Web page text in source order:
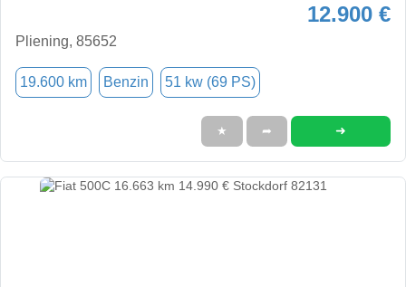
12.900 €
Pliening, 85652
19.600 km Benzin 51 kw (69 PS)
★ ➦ ➜